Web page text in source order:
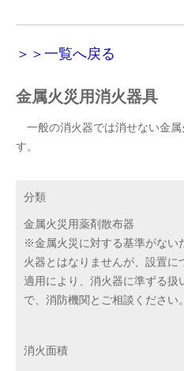
＞＞一覧へ戻る
金属火災用消火器具
一般の消火器では消せない金
す。
分類
金属火災用薬剤散布器
※金属火災に対する基準がない
火器とはなりませんが、設置
適用により、消火器に準ずる扱
で、消防機関とご相談ください。
消火面積